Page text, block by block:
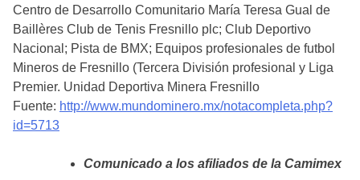
Centro de Desarrollo Comunitario María Teresa Gual de
Baillères Club de Tenis Fresnillo plc; Club Deportivo
Nacional; Pista de BMX; Equipos profesionales de futbol
Mineros de Fresnillo (Tercera División profesional y Liga
Premier. Unidad Deportiva Minera Fresnillo
Fuente: http://www.mundominero.mx/notacompleta.php?
id=5713
Comunicado a los afiliados de la Camimex